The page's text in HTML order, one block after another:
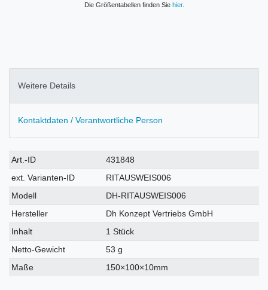
Die Größentabellen finden Sie hier.
Weitere Details
Kontaktdaten / Verantwortliche Person
Technisches
Merkmal
Wert
Art.-ID
431848
ext. Varianten-ID
RITAUSWEIS006
Modell
DH-RITAUSWEIS006
Hersteller
Dh Konzept Vertriebs GmbH
Inhalt
1 Stück
Netto-Gewicht
53 g
Maße
150×100×10mm